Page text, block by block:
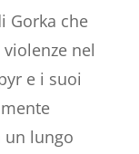
Gorka che
nel
e i suoi
un lungo